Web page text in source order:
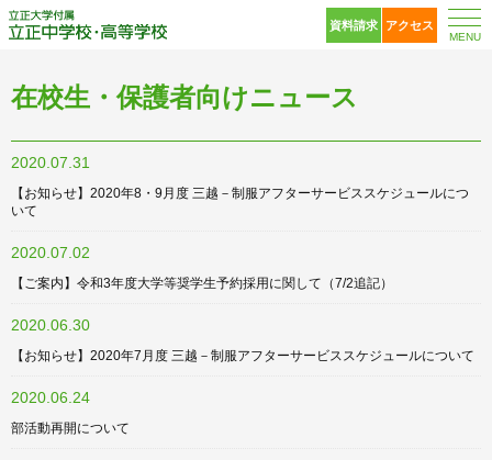
立正大学付属 立正中
資料請求 アクセス
MENU
在校生・保護者向けニュース
2020.07.31
【お知らせ】2020年8・9月度 三越－制服アフターサービススケジュールにつ
いて
2020.07.02
【ご案内】令和3年度大学等奨学生予約採用に関して（7/2追記）
2020.06.30
【お知らせ】2020年7月度 三越－制服アフターサービススケジュールについて
2020.06.24
部活動再開について